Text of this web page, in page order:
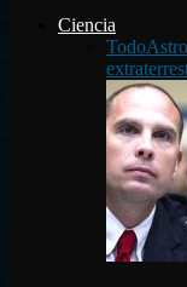
Ciencia
Todo